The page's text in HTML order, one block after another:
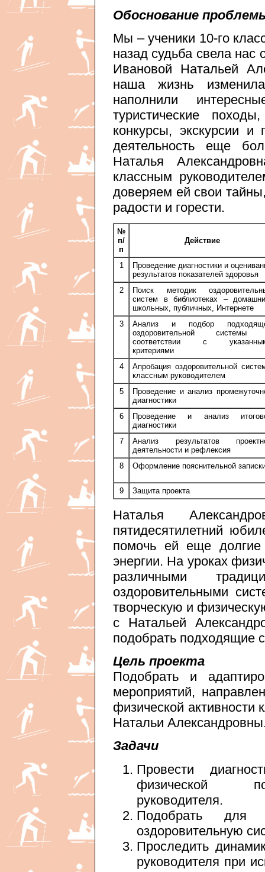
Обоснование
Мы – ученики 10-го
назад судьба свела
Ивановой Натальей
наша жизнь
наполнили
туристические
конкурсы, экскурсии и
деятельность еще
Наталья
классным
доверяем ей свои
радости и горести.
№
п/
п
Действие
1
Проведение диагностики и
результатов показателей здоровья
2
Поиск методик
систем в библиотеках –
школьных, публичных, Интернете
3
Анализ и подбор
оздоровительной системы
соответствии с
критериями
4
Апробация оздоровительной
классным руководителем
5
Проведение и анализ
диагностики
6
Проведение и анализ
диагностики
7
Анализ результатов
деятельности и рефлексия
8
Оформление пояснительной
9 Защита проекта
Наталья
пятидесятилетний
помочь ей еще
энергии. На уроках
различными
оздоровительными
творческую и
с Натальей
подобрать подходящие
Цель проекта
Подобрать и
мероприятий,
физической активности
Натальи
Задачи
Провести
физической
руководителя.
Подобрать для
оздоровительную
Проследить
руководителя при